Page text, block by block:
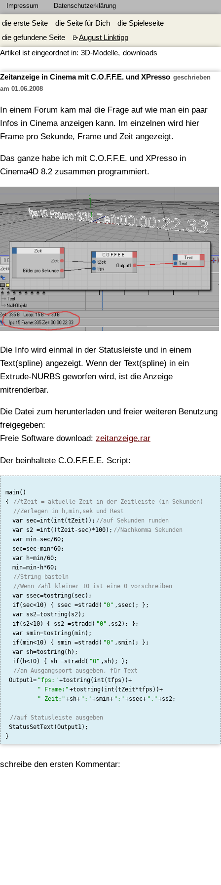
Impressum Datenschutzerklärung
die erste Seite die Seite für Dich
die Spieleseite
die gefundene Seite
August Linktipp
Artikel ist eingeordnet in: 3D-Modelle, downloads
Zeitanzeige in Cinema mit C.O.F.F.E. und XPresso geschrieben
am 01.06.2008
In einem Forum kam mal die Frage auf wie man ein paar
Infos in Cinema anzeigen kann. Im einzelnen wird hier
Frame pro Sekunde, Frame und Zeit angezeigt.
Das ganze habe ich mit C.O.F.F.E. und XPresso in
Cinema4D 8.2 zusammen programmiert.
Die Info wird einmal in der Statusleiste und in einem
Text(spline) angezeigt. Wenn der Text(spline) in ein
Extrude-NURBS geworfen wird, ist die Anzeige
mitrenderbar.
Die Datei zum herunterladen und freier weiteren Benutzung
freigegeben:
Freie Software download: zeitanzeige.rar
Der beinhaltete C.O.F.F.E.E. Script:
main()
{
//tZeit = aktuelle Zeit in der Zeitleiste (in Sekunden)
//Zerlegen in h,min,sek und Rest
  var sec=int(int(tZeit));
//auf Sekunden runden
  var s2 =int((tZeit-sec)*100);
//Nachkomma Sekunden
  var min=sec/60;
  sec=sec-min*60;
  var h=min/60;
  min=min-h*60;
//String basteln
//Wenn Zahl kleiner 10 ist eine 0 vorschreiben
  var ssec=tostring(sec);
  if(sec<10) { ssec =stradd(
"0" ,ssec); };
  var ss2=tostring(s2);
  if(s2<10) { ss2 =stradd(
"0" ,ss2); };
  var smin=tostring(min);
  if(min<10) { smin =stradd(
"0" ,smin); };
  var sh=tostring(h);
  if(h<10) { sh =stradd(
"0" ,sh); };
//an Ausgangsport ausgeben, für Text
Output1= "fps:" +tostring(int(tfps))+
" Frame:" +tostring(int(tZeit*tfps))+
" Zeit:" +sh+ ":" +smin+ ":" +ssec+ "." +ss2;
//auf Statusleiste ausgeben
StatusSetText(Output1);
schreibe den ersten Kommentar: